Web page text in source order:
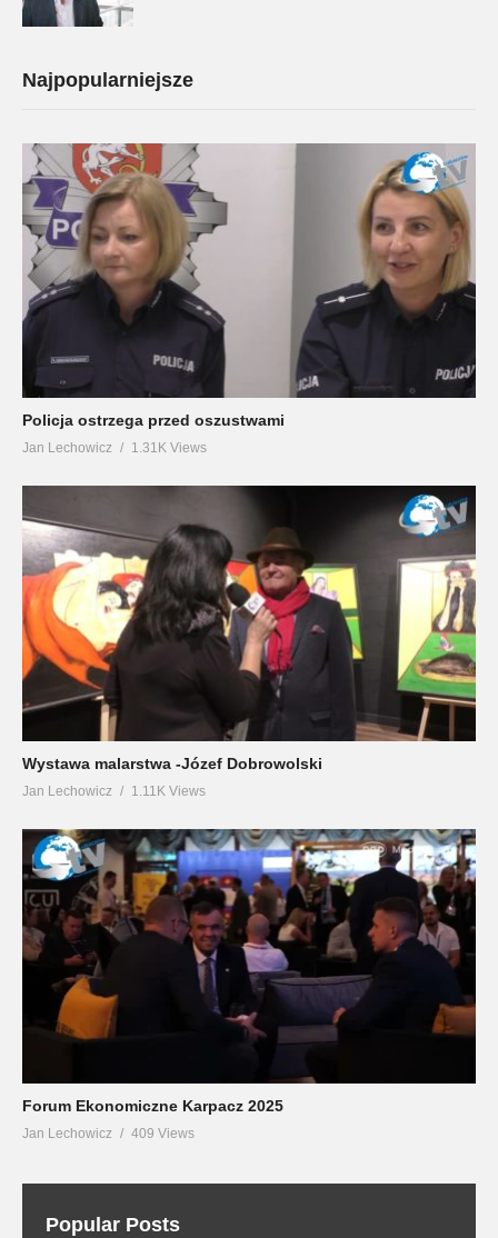
Najpopularniejsze
Policja ostrzega przed oszustwami
Jan Lechowicz 1.31K Views
Wystawa malarstwa -Józef Dobrowolski
Jan Lechowicz 1.11K Views
Forum Ekonomiczne Karpacz 2025
Jan Lechowicz 409 Views
Popular Posts